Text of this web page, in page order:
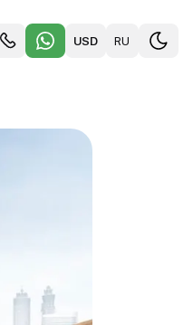
USD RU